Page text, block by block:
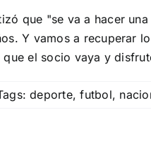
que "se va a hacer
Y vamos a recuperar
el socio vaya y
deporte,futbol,